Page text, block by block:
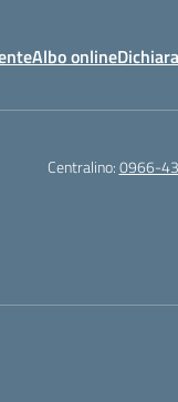
Albo online
Centralino:0966-